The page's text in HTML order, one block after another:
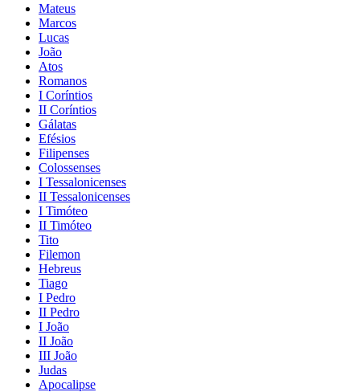
Mateus
Marcos
Lucas
João
Atos
Romanos
I Coríntios
II Coríntios
Gálatas
Efésios
Filipenses
Colossenses
I Tessalonicenses
II Tessalonicenses
I Timóteo
II Timóteo
Tito
Filemon
Hebreus
Tiago
I Pedro
II Pedro
I João
II João
III João
Judas
Apocalipse